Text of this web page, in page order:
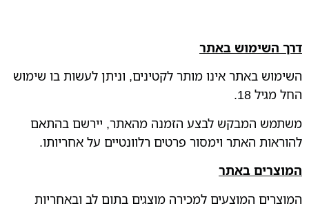
דרך השימוש באתר
השימוש באתר אינו מותר לקטינים, וניתן לעשות בו שימוש
החל מגיל 18.
משתמש המבקש לבצע הזמנה מהאתר, יירשם בהתאם
להוראות האתר וימסור פרטים רלוונטיים על אחריותו.
המוצרים באתר
המוצרים המוצעים למכירה מוצגים בתום לב ובאחריות